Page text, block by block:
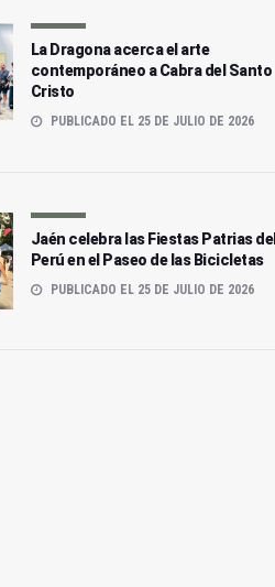
La Dragona acerca el arte
contemporáneo a Cabra del Santo
Cristo
PUBLICADO EL 25 DE JULIO DE 2026
Jaén celebra las Fiestas Patrias del
Perú en el Paseo de las Bicicletas
PUBLICADO EL 25 DE JULIO DE 2026